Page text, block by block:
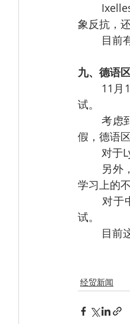
象反抗，
目前
九、德语
11月
试。
考虑
假，德语
对于
另外
学习上的
对于
试。
目前
经贸新闻